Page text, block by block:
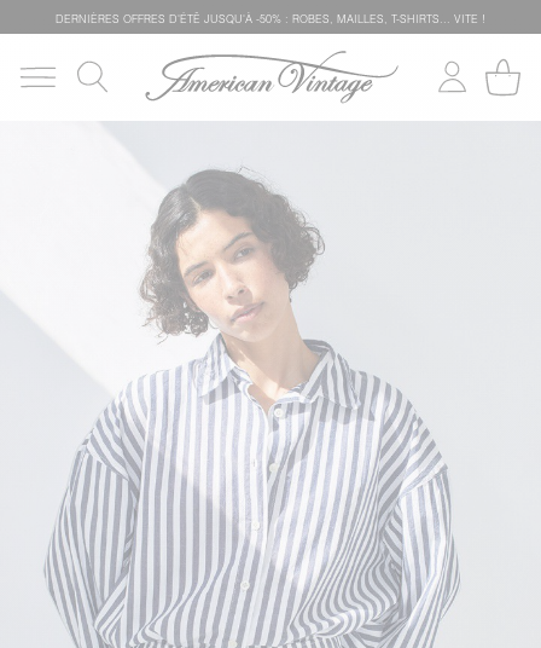
DERNIÈRES OFFRES D'ÉTÊ JUSQU'À -50% : ROBES, MAILLES, T-SHIRTS... VITE !